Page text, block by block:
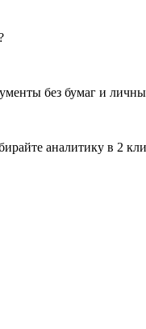
без бумаг и
аналитику в 2